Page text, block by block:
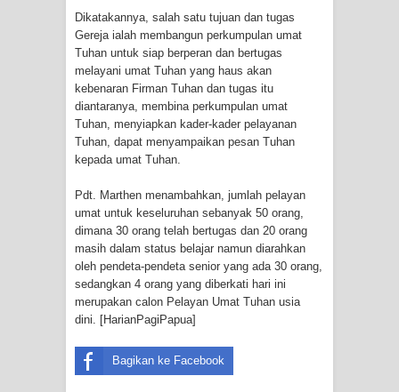
Papua Siapkan 1000 Kuota Beasiswa
Mace
BRI Region 18 Jayapura Salurkan
Bantuan CSR untuk RS Bhayangkara
Bhayangkara ke-80
Indonesia Turns Remote Papua
Frontier into National Food Belt with
Mechanized Rice Expansion
Mentan Tinjau Program Cetak Sawah
Dikatakannya, salah satu tujuan dan tugas
Gereja ialah membangun perkumpulan umat
Tuhan untuk siap berperan dan bertugas
melayani umat Tuhan yang haus akan
kebenaran Firman Tuhan dan tugas itu
diantaranya, membina perkumpulan umat
Tuhan, menyiapkan kader-kader pelayanan
Tuhan, dapat menyampaikan pesan Tuhan
kepada umat Tuhan.
Pdt. Marthen menambahkan, jumlah pelayan
umat untuk keseluruhan sebanyak 50 orang,
dimana 30 orang telah bertugas dan 20 orang
masih dalam status belajar namun diarahkan
oleh pendeta-pendeta senior yang ada 30 orang,
sedangkan 4 orang yang diberkati hari ini
merupakan calon Pelayan Umat Tuhan usia
dini. [HarianPagiPapua]
Bagikan ke Facebook